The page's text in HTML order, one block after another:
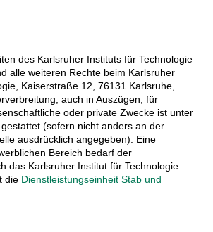
des Karlsruher Instituts für Technologie
alle weiteren Rechte beim Karlsruher
Kaiserstraße 12, 76131 Karlsruhe,
auch in Auszügen, für
oder private Zwecke ist unter
(sofern nicht anders an der
ausdrücklich angegeben). Eine
Bereich bedarf der
das Karlsruher Institut für Technologie.
die Dienstleistungseinheit Stab und